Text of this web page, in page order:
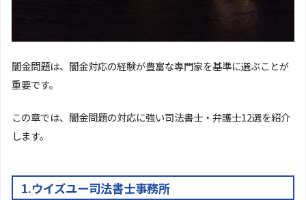
闇金問題は、闇金対応の経験が豊富な専門家を基準に選ぶことが
重要です。
この章では、闇金問題の対応に強い司法書士・弁護士12選を紹介
します。
1.ウイズユー司法書士事務所